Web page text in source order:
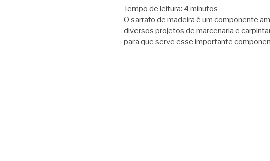
Tempo de leitura: 4 minutos
O sarrafo de madeira é um componente
diversos projetos de marcenaria e
para que serve esse importante